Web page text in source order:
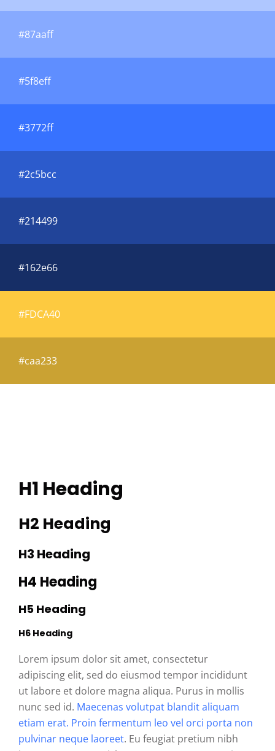
#87aaff
#5f8eff
#3772ff
#2c5bcc
#214499
#162e66
#FDCA40​
#caa233
H1 Heading
H2 Heading
H3 Heading
H4 Heading
H5 Heading
H6 Heading
Lorem ipsum dolor sit amet, consectetur
adipiscing elit, sed do eiusmod tempor incididunt
ut labore et dolore magna aliqua. Purus in mollis
nunc sed id. Maecenas volutpat blandit aliquam
etiam erat. Proin fermentum leo vel orci porta non
pulvinar neque laoreet. Eu feugiat pretium nibh